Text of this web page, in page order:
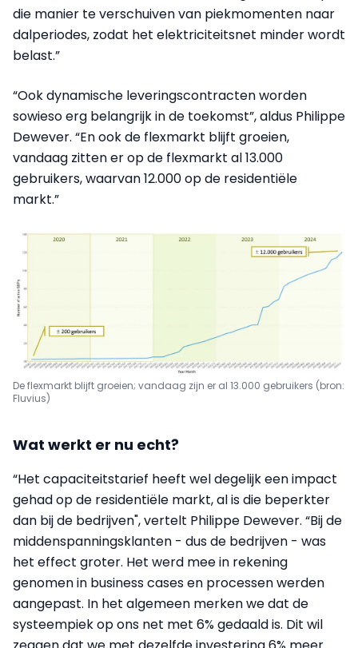
die manier te verschuiven van piekmomenten naar
dalperiodes, zodat het elektriciteitsnet minder wordt
belast.”
“Ook dynamische leveringscontracten worden
sowieso erg belangrijk in de toekomst”, aldus Philippe
Dewever. “En ook de flexmarkt blijft groeien,
vandaag zitten er op de flexmarkt al 13.000
gebruikers, waarvan 12.000 op de residentiële
markt.”
De flexmarkt blijft groeien; vandaag zijn er al 13.000 gebruikers (bron:
Fluvius)
Wat werkt er nu echt?
“Het capaciteitstarief heeft wel degelijk een impact
gehad op de residentiële markt, al is die beperkter
dan bij de bedrijven", vertelt Philippe Dewever. “Bij de
middenspanningsklanten - dus de bedrijven - was
het effect groter. Het werd mee in rekening
genomen in business cases en processen werden
aangepast. In het algemeen merken we dat de
systeempiek op ons net met 6% gedaald is. Dit wil